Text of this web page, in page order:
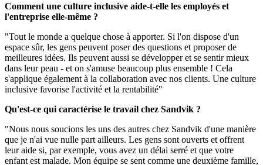
Comment une culture inclusive aide-t-elle les employés et
l'entreprise elle-même ?
"Tout le monde a quelque chose à apporter. Si l'on dispose d'un
espace sûr, les gens peuvent poser des questions et proposer de
meilleures idées. Ils peuvent aussi se développer et se sentir mieux
dans leur peau - et on s'amuse beaucoup plus ensemble ! Cela
s'applique également à la collaboration avec nos clients. Une culture
inclusive favorise l'activité et la rentabilité"
Qu'est-ce qui caractérise le travail chez Sandvik ?
"Nous nous soucions les uns des autres chez Sandvik d'une manière
que je n'ai vue nulle part ailleurs. Les gens sont ouverts et offrent
leur aide si, par exemple, vous avez un délai serré et que votre
enfant est malade. Mon équipe se sent comme une deuxième famille,